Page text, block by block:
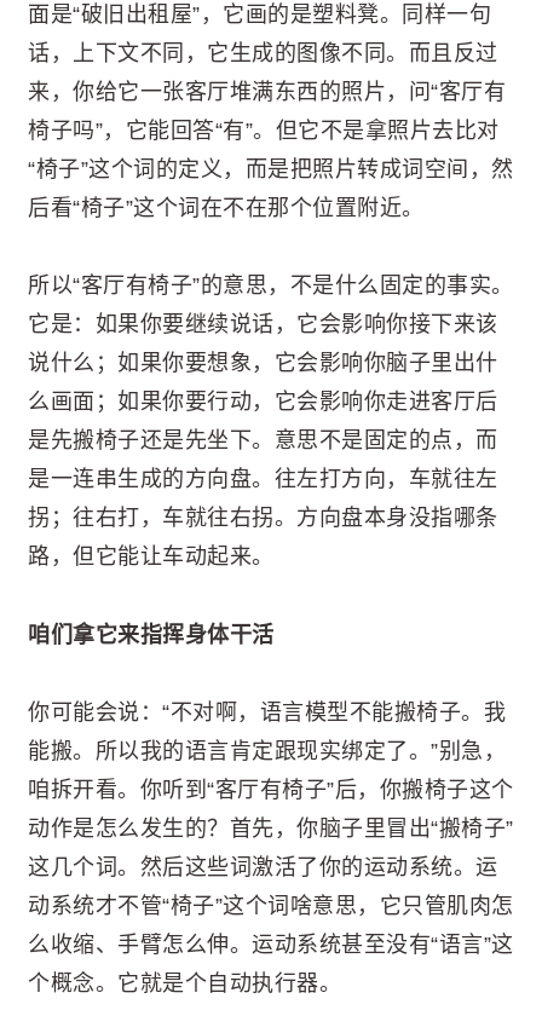
面是“破旧出租屋”，它画的是塑料凳。同样一句
话，上下文不同，它生成的图像不同。而且反过
来，你给它一张客厅堆满东西的照片，问“客厅有
椅子吗”，它能回答“有”。但它不是拿照片去比对
“椅子”这个词的定义，而是把照片转成词空间，然
后看“椅子”这个词在不在那个位置附近。
所以“客厅有椅子”的意思，不是什么固定的事实。
它是：如果你要继续说话，它会影响你接下来该
说什么；如果你要想象，它会影响你脑子里出什
么画面；如果你要行动，它会影响你走进客厅后
是先搬椅子还是先坐下。意思不是固定的点，而
是一连串生成的方向盘。往左打方向，车就往左
拐；往右打，车就往右拐。方向盘本身没指哪条
路，但它能让车动起来。
咱们拿它来指挥身体干活
你可能会说：“不对啊，语言模型不能搬椅子。我
能搬。所以我的语言肯定跟现实绑定了。”别急，
咱拆开看。你听到“客厅有椅子”后，你搬椅子这个
动作是怎么发生的？首先，你脑子里冒出“搬椅子”
这几个词。然后这些词激活了你的运动系统。运
动系统才不管“椅子”这个词啥意思，它只管肌肉怎
么收缩、手臂怎么伸。运动系统甚至没有“语言”这
个概念。它就是个自动执行器。